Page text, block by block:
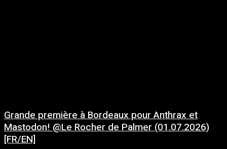
Grande première à Bordeaux pour Anthrax et
Mastodon! @Le Rocher de Palmer (01.07.2026)
[FR/EN]